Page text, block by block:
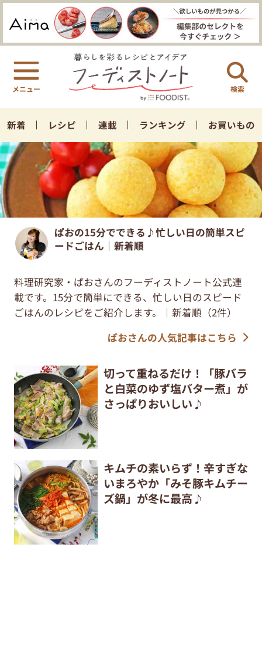
検索
新着 レシピ 連載 ランキング お買いもの
ぱおの15分でできる♪忙しい日の簡単スピ
ードごはん｜新着順
料理研究家・ぱおさんのフーディストノート公式連
載です。15分で簡単にできる、忙しい日のスピード
ごはんのレシピをご紹介します。｜新着順（2件）
ぱおさんの人気記事はこちら
切って重ねるだけ！「豚バラ
と白菜のゆず塩バター煮」が
さっぱりおいしい♪
キムチの素いらず！辛すぎな
いまろやか「みそ豚キムチー
ズ鍋」が冬に最高♪